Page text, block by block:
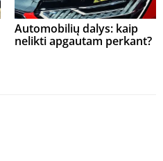
Automobilių dalys: kaip
nelikti apgautam perkant?